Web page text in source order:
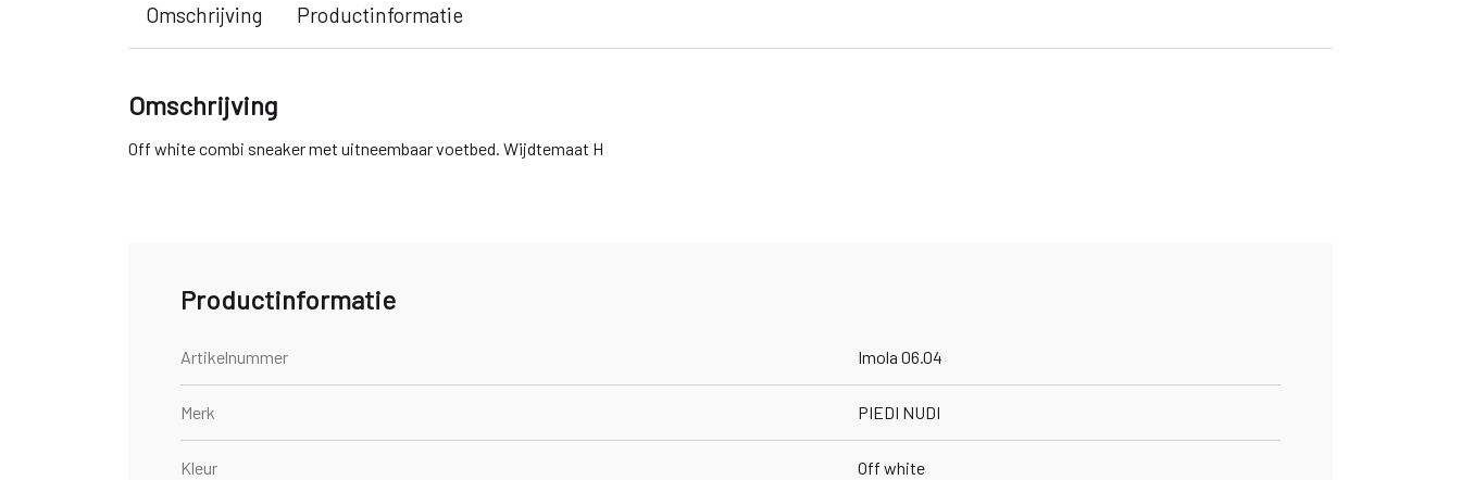
Omschrijving Productinformatie
Omschrijving
Off white combi sneaker met uitneembaar voetbed. Wijdtemaat H
Productinformatie
Artikelnummer Imola 06.04
Merk PIEDI NUDI
Kleur Off white